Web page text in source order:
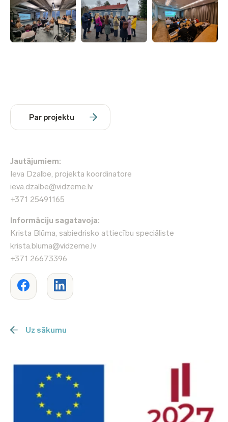
Par projektu
Jautājumiem:
Ieva Dzalbe, projekta koordinatore
ieva.dzalbe@vidzeme.lv
+371 25491165
Informāciju sagatavoja:
Krista Blūma, sabiedrisko attiecību speciāliste
krista.bluma@vidzeme.lv
+371 26673396
Uz sākumu